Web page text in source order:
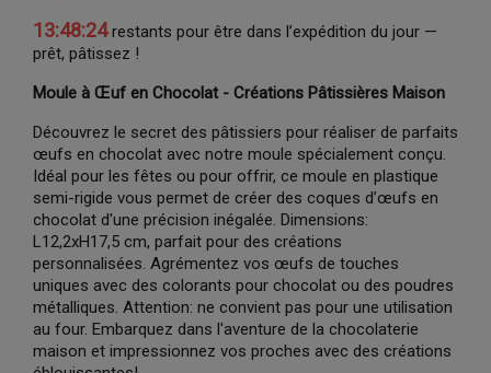
13:48:24restants pour être dans l’expédition du jour —
prêt, pâtissez !
Moule à Œuf en Chocolat - Créations Pâtissières Maison
Découvrez le secret des pâtissiers pour réaliser de parfaits
œufs en chocolat avec notre moule spécialement conçu.
Idéal pour les fêtes ou pour offrir, ce moule en plastique
semi-rigide vous permet de créer des coques d’œufs en
chocolat d'une précision inégalée. Dimensions:
L12,2xH17,5 cm, parfait pour des créations
personnalisées. Agrémentez vos œufs de touches
uniques avec des colorants pour chocolat ou des poudres
métalliques. Attention: ne convient pas pour une utilisation
au four. Embarquez dans l'aventure de la chocolaterie
maison et impressionnez vos proches avec des créations